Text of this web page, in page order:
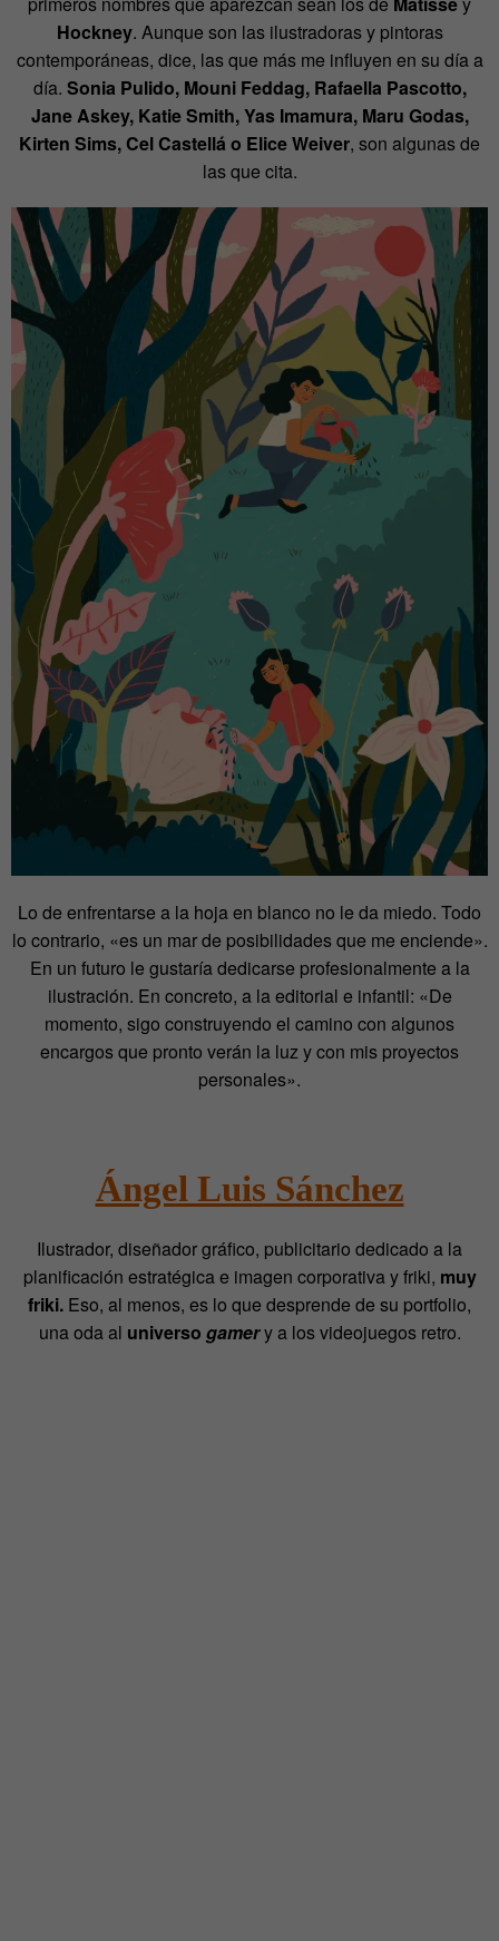
Hockney. Aunque son las ilustradoras y pintoras
contemporáneas, dice, las que más me influyen en su día a
día. Sonia Pulido, Mouni Feddag, Rafaella Pascotto,
Jane Askey, Katie Smith, Yas Imamura, Maru Godas,
Kirten Sims, Cel Castellá o Elice Weiver, son algunas de
las que cita.
Lo de enfrentarse a la hoja en blanco no le da miedo. Todo
lo contrario, «es un mar de posibilidades que me enciende».
En un futuro le gustaría dedicarse profesionalmente a la
ilustración. En concreto, a la editorial e infantil: «De
momento, sigo construyendo el camino con algunos
encargos que pronto verán la luz y con mis proyectos
personales».
Ángel Luis Sánchez
Ilustrador, diseñador gráfico, publicitario dedicado a la
planificación estratégica e imagen corporativa y friki, muy
friki. Eso, al menos, es lo que desprende de su portfolio,
una oda al universo gamery a los videojuegos retro.